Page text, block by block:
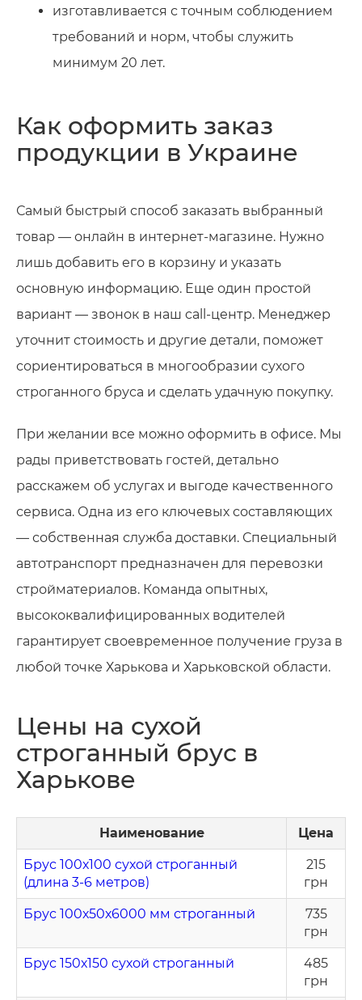
изготавливается с точным соблюдением
требований и норм, чтобы служить
минимум 20 лет.
Как оформить заказ
продукции в Украине
Самый быстрый способ заказать выбранный
товар — онлайн в интернет-магазине. Нужно
лишь добавить его в корзину и указать
основную информацию. Еще один простой
вариант — звонок в наш call-центр. Менеджер
уточнит стоимость и другие детали, поможет
сориентироваться в многообразии сухого
строганного бруса и сделать удачную покупку.
При желании все можно оформить в офисе. Мы
рады приветствовать гостей, детально
расскажем об услугах и выгоде качественного
сервиса. Одна из его ключевых составляющих
— собственная служба доставки. Специальный
автотранспорт предназначен для перевозки
стройматериалов. Команда опытных,
высококвалифицированных водителей
гарантирует своевременное получение груза в
любой точке Харькова и Харьковской области.
Цены на сухой
строганный брус в
Харькове
Наименование Цена
Брус 100х100 сухой строганный
(длина 3-6 метров)
215
грн
Брус 100х50х6000 мм строганный
735
грн
Брус 150х150 сухой строганный
485
грн